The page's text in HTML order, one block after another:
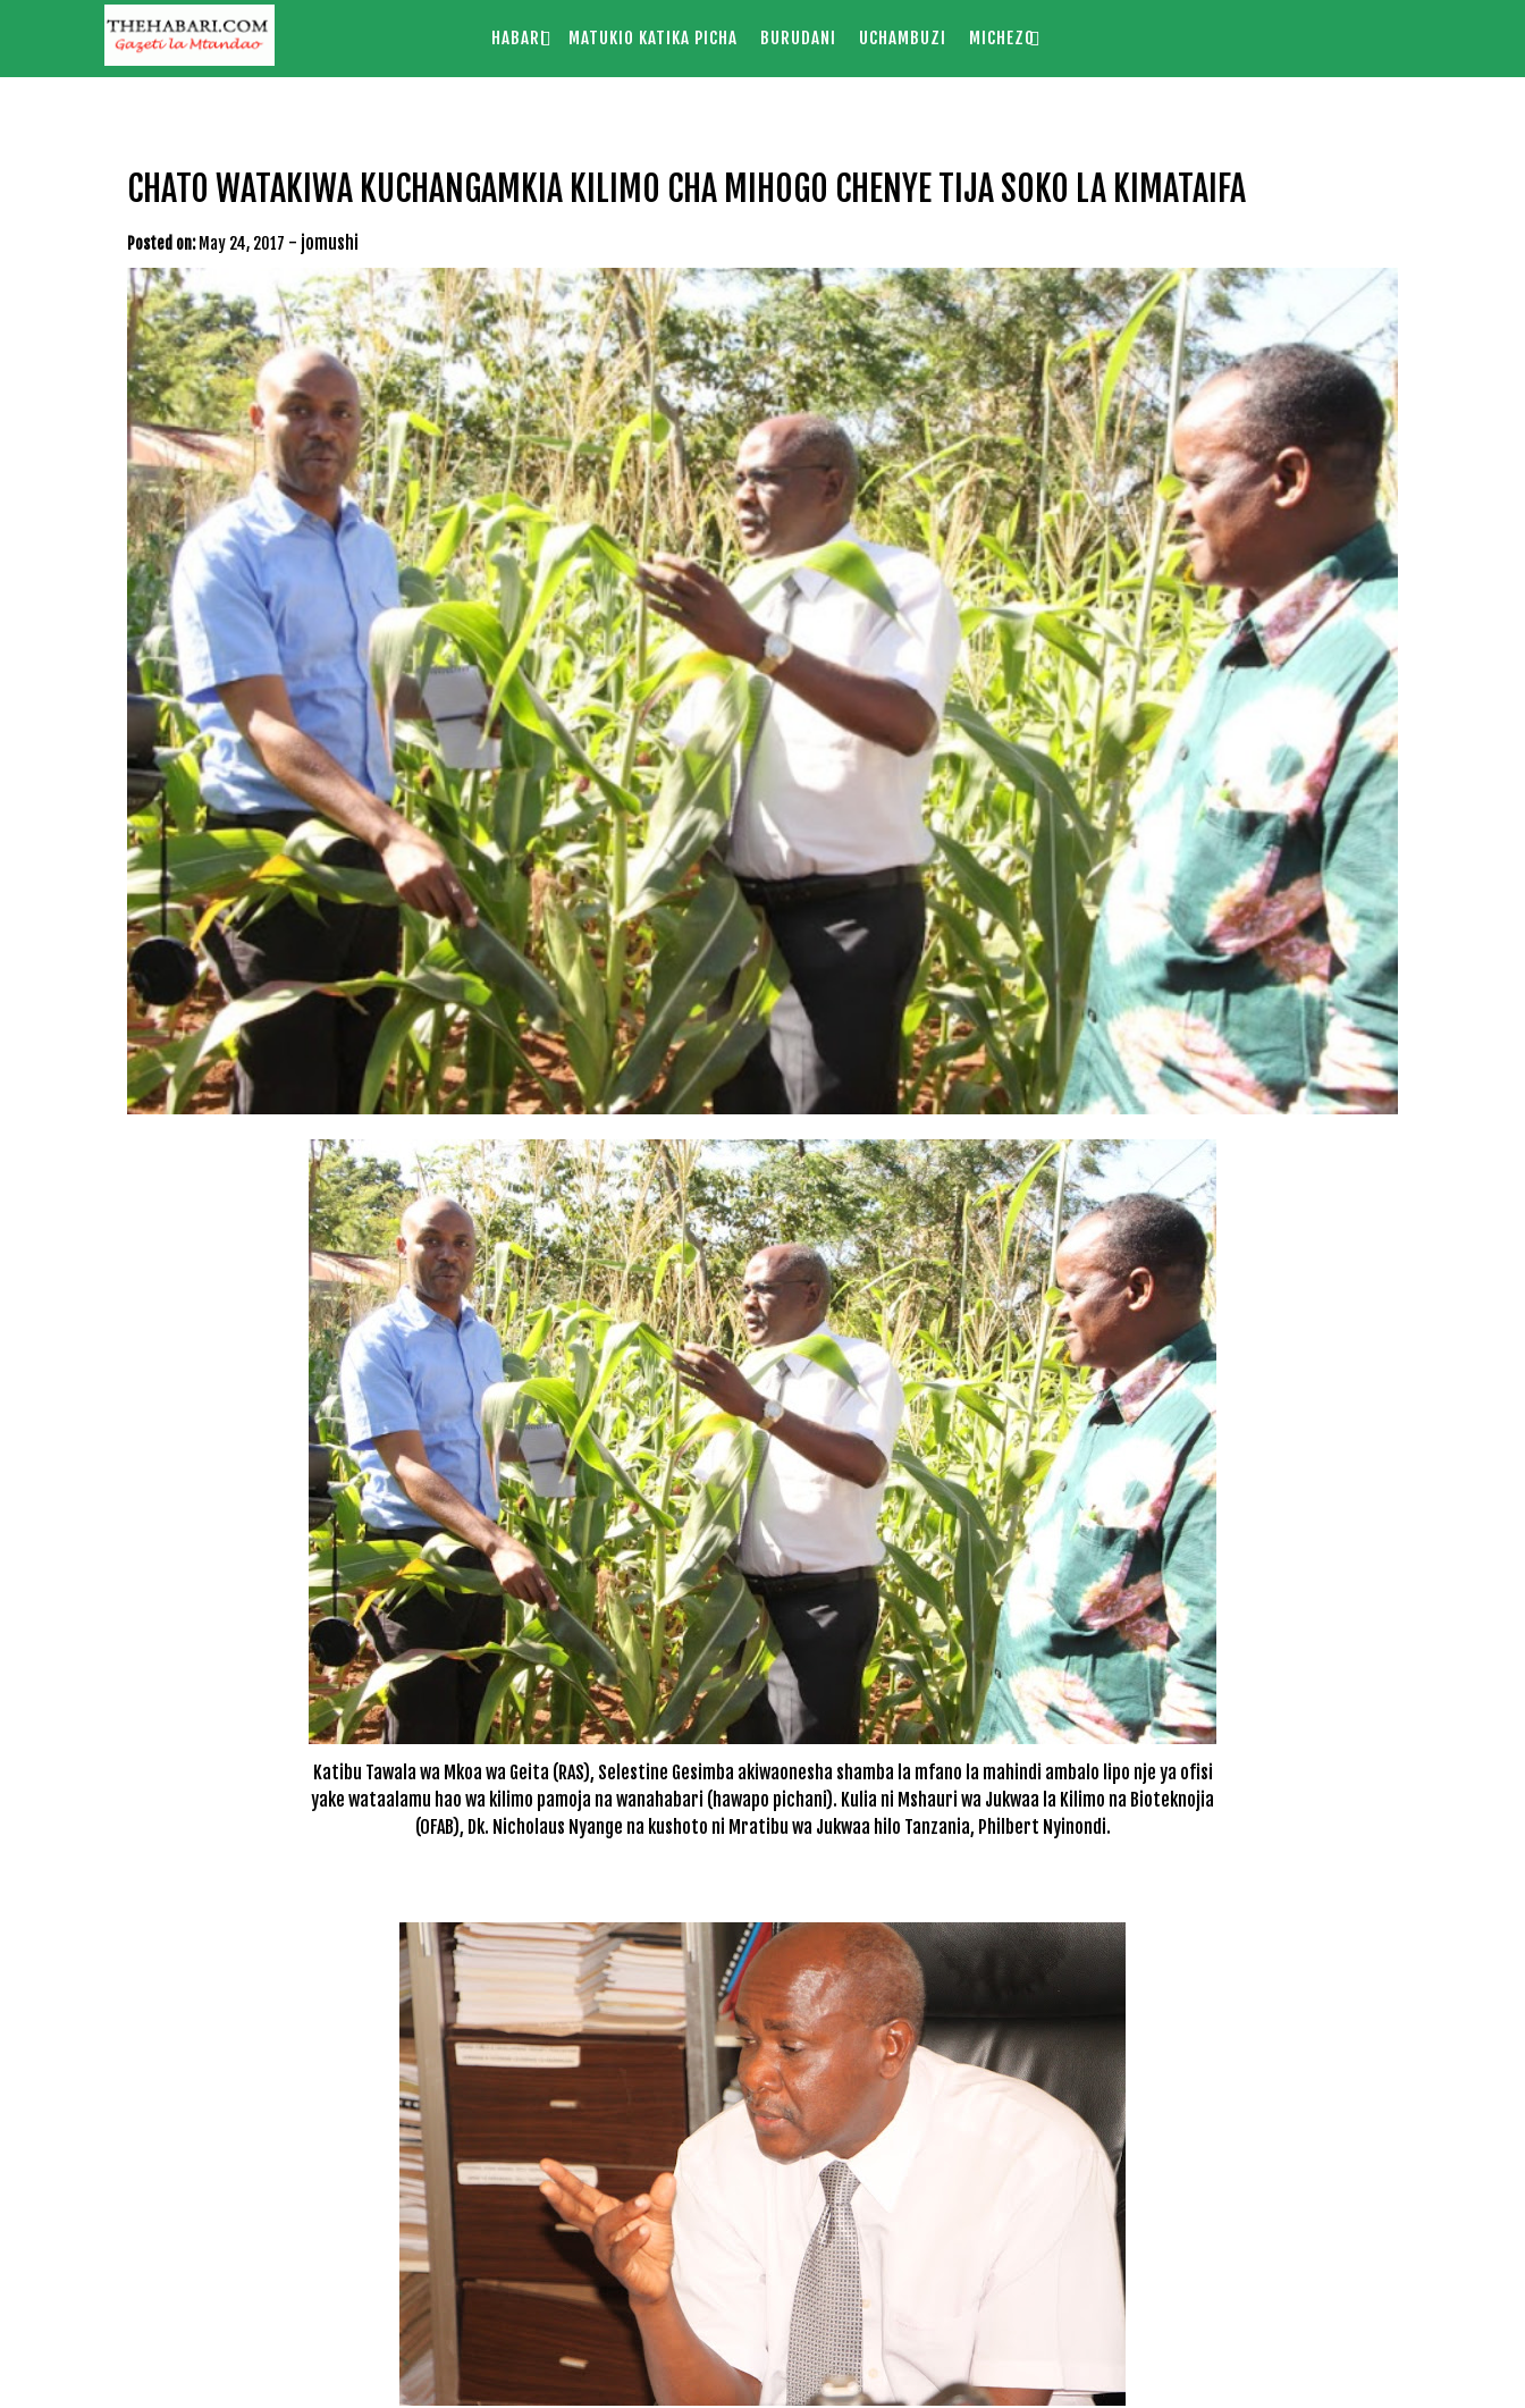
HABARI MATUKIO KATIKA PICHA BURUDANI UCHAMBUZI MICHEZO
CHATO WATAKIWA KUCHANGAMKIA KILIMO CHA MIHOGO CHENYE TIJA SOKO LA KIMATAIFA
Posted on: May 24, 2017 - jomushi
Katibu Tawala wa Mkoa wa Geita (RAS), Selestine Gesimba akiwaonesha shamba la mfano la mahindi ambalo lipo nje ya ofisi
yake wataalamu hao wa kilimo pamoja na wanahabari (hawapo pichani). Kulia ni Mshauri wa Jukwaa la Kilimo na Bioteknojia
(OFAB), Dk. Nicholaus Nyange na kushoto ni Mratibu wa Jukwaa hilo Tanzania, Philbert Nyinondi.